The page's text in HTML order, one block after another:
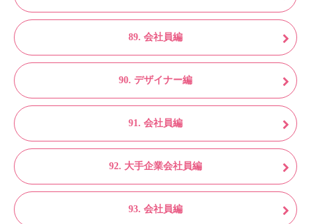
89. 会社員編
90. デザイナー編
91. 会社員編
92. 大手企業会社員編
93. 会社員編